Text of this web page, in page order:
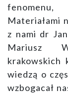
fenomenu,
Materiałami
z nami dr
Mariusz
krakowskich
wiedzą o
wzbogacał